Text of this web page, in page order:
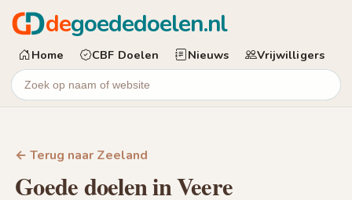
degoededoelen.nl
Home CBF Doelen Nieuws Vrijwilligers
← Terug naar Zeeland
Goede doelen in Veere